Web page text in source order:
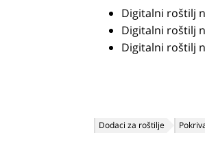
Digitalni roštilj
Digitalni roštilj
Digitalni roštilj
Dodaci za roštilje